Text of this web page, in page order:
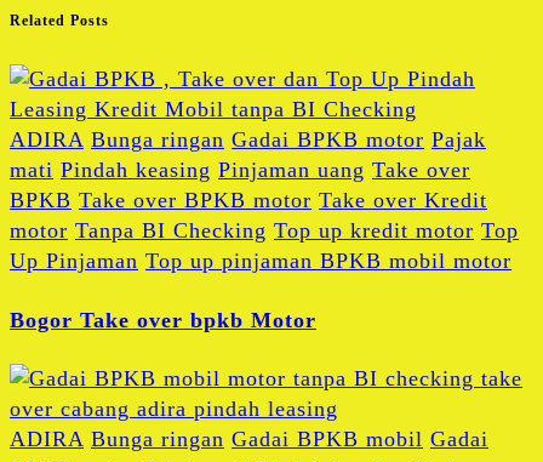
Related Posts
ADIRA Bunga ringan Gadai BPKB motor Pajak
mati Pindah keasing Pinjaman uang Take over
BPKB Take over BPKB motor Take over Kredit
motor Tanpa BI Checking Top up kredit motor Top
Up Pinjaman Top up pinjaman BPKB mobil motor
Bogor Take over bpkb Motor
ADIRA Bunga ringan Gadai BPKB mobil Gadai